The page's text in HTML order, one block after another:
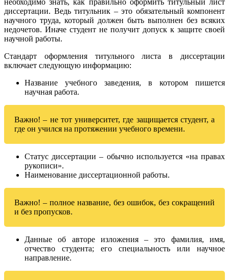
диссертации. Ведь титульник – это обязательный компонент
научного труда, который должен быть выполнен без всяких
недочетов. Иначе студент не получит допуск к защите своей
научной работы.
Стандарт оформления титульного листа в диссертации
включает следующую информацию:
Название учебного заведения, в котором пишется
научная работа.
Важно! – не тот университет, где защищается студент, а
где он учился на протяжении учебного времени.
Статус диссертации – обычно используется «на правах
рукописи».
Наименование диссертационной работы.
Важно! – полное название, без ошибок, без сокращений
и без пропусков.
Данные об авторе изложения – это фамилия, имя,
отчество студента; его специальность или научное
направление.